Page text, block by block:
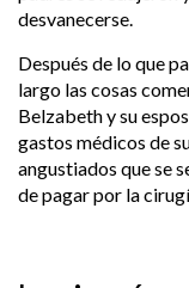
desvanecerse.
Después de lo que
largo las cosas
Belzabeth y su
gastos médicos de
angustiados que se
de pagar por la